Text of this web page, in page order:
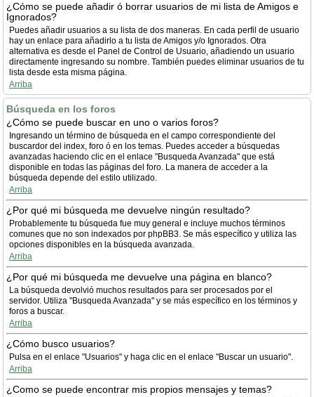
¿Cómo se puede añadir ó borrar usuarios de mi lista de Amigos e
Ignorados?
Puedes añadir usuarios a su lista de dos maneras. En cada perfil de usuario
hay un enlace para añadirlo a tu lista de Amigos y/o Ignorados. Otra
alternativa es desde el Panel de Control de Usuario, añadiendo un usuario
directamente ingresando su nombre. También puedes eliminar usuarios de tu
lista desde esta misma página.
Arriba
Búsqueda en los foros
¿Cómo se puede buscar en uno o varios foros?
Ingresando un término de búsqueda en el campo correspondiente del
buscardor del index, foro ó en los temas. Puedes acceder a búsquedas
avanzadas haciendo clic en el enlace "Busqueda Avanzada" que está
disponible en todas las páginas del foro. La manera de acceder a la
búsqueda depende del estilo utilizado.
Arriba
¿Por qué mi búsqueda me devuelve ningún resultado?
Probablemente tu búsqueda fue muy general e incluye muchos términos
comunes que no son indexados por phpBB3. Se más específico y utiliza las
opciones disponibles en la búsqueda avanzada.
Arriba
¿Por qué mi búsqueda me devuelve una página en blanco?
La búsqueda devolvió muchos resultados para ser procesados por el
servidor. Utiliza "Busqueda Avanzada" y se más específico en los términos y
foros a buscar.
Arriba
¿Cómo busco usuarios?
Pulsa en el enlace "Usuarios" y haga clic en el enlace "Buscar un usuario".
Arriba
¿Como se puede encontrar mis propios mensajes y temas?